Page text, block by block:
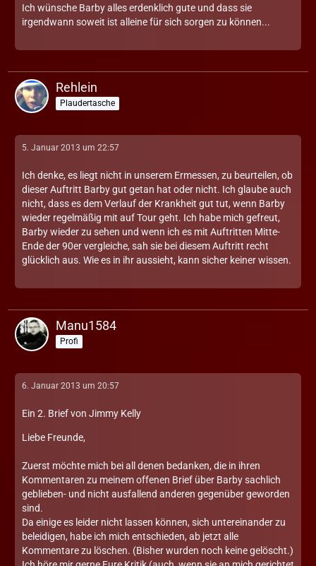
Ich wünsche Barby alles erdenklich gute und dass sie
irgendwann soweit ist alleine für sich sorgen zu können...
Rehlein
Plaudertasche
5. Januar 2013 um 22:57
Ich denke, es liegt nicht in unserem Ermessen, zu beurteilen, ob
dieser Auftritt Barby gut getan hat oder nicht. Ich glaube auch
nicht, dass es dem Verlauf der Krankheit gut tut, wenn Barby
wieder regelmäßig mit auf Tour geht. Ich habe mich gefreut,
Barby wieder zu sehen und wenn ich es mit Auftritten Mitte-
Ende der 90er vergleiche, sah sie bei diesem Auftritt recht
glücklich aus. Wie es in ihr aussieht, kann sicher keiner wissen.
Manu1584
Profi
6. Januar 2013 um 20:57
Ein 2. Brief von Jimmy Kelly
Liebe Freunde,
Zuerst möchte mich bei all denen bedanken, die in ihren
Kommentaren zu meinem offenen Brief über Barby sachlich
geblieben- und nicht ausfallend anderen gegenüber geworden
sind.
Da einige es leider nicht lassen können, sich untereinander zu
beleidigen, habe ich mich entschieden, ab jetzt alle
Kommentare zu löschen. (Bisher wurden noch keine gelöscht.)